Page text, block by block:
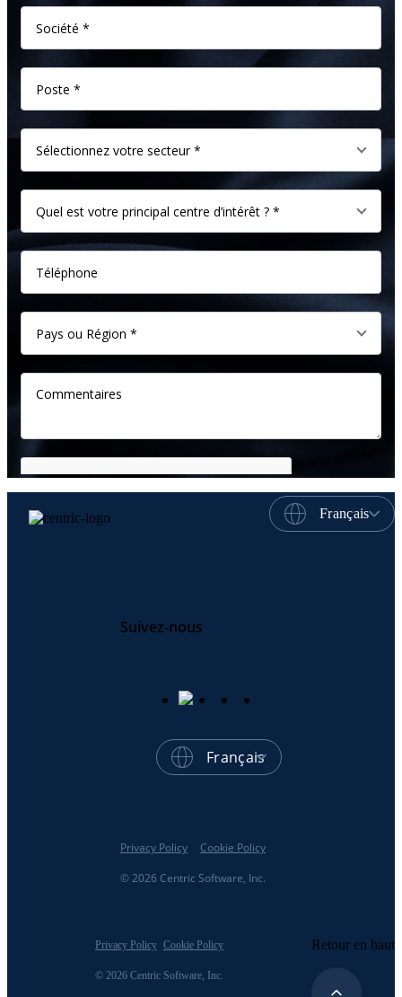
Français
Suivez-nous
Français
© 2026 Centric Software, Inc.
Privacy Policy Cookie Policy
© 2026 Centric Software, Inc.
Privacy Policy Cookie Policy Retour en haut